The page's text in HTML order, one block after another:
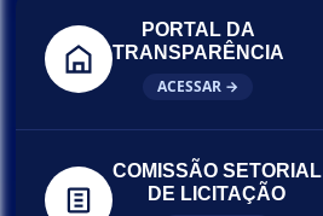
PORTAL DA
TRANSPARÊNCIA
ACESSAR →
COMISSÃO SETORIAL
DE LICITAÇÃO